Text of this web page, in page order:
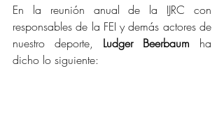
En la reunión anual de la IJRC con
responsables de la FEI y demás actores de
nuestro deporte, Ludger Beerbaum ha
dicho lo siguiente: